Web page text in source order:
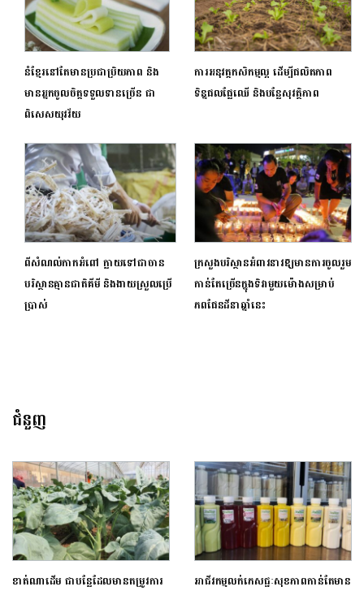
នំខ្មែរនៅតែមានប្រជាប្រិយភាព និង
មានអ្នកចូលចិត្តទទួលទានច្រើន ជា
ពិសេសយុវវ័យ
ការអនុវត្តកសិកម្មល្អ ដើម្បីផលិតភាព
ទិន្នផលផ្លែឈើ និងបន្លែសុវត្ថិភាព
ពីសំណល់កាកអំពៅ ក្លាយទៅជាចាន
បរិស្ថានគ្មានជាតិគីមី និងងាយស្រួលប្រើ
ប្រាស់
ក្រសួងបរិស្ថានអំពាវនាវឱ្យមានការចូលរួម
កាន់តែច្រើនក្នុងទិវាមួយម៉ោងសម្រាប់
ភពផែនដីនាឆ្នាំនេះ
ជំនួញ
ខាត់ណាដើម ជាបន្លែដែលមានតម្រូវការ
អាជីវកម្មលក់ភេសជ្ជៈសុខភាពកាន់តែមាន